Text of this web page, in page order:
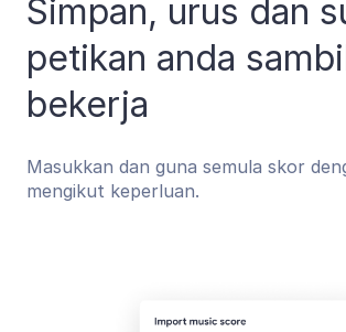
Simpan, urus dan
petikan anda
bekerja
Masukkan dan guna semula skor
mengikut keperluan.